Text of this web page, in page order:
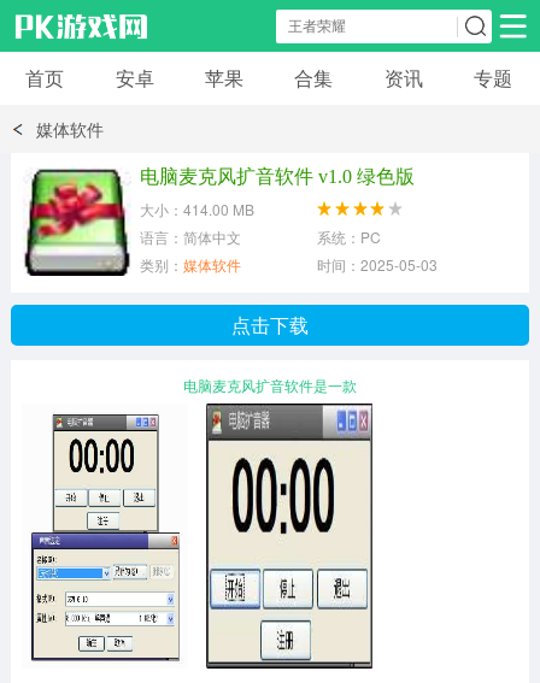
安卓应用 安卓游戏
模拟经营
首页 安卓 苹果 合集 资讯 专题
媒体软件
电脑麦克风扩音软件 v1.0 绿色版
大小：414.00 MB
语言：简体中文
系统：PC
类别： 媒体软件 时间：2025-05-03
点击下载
电脑麦克风扩音软件是一款